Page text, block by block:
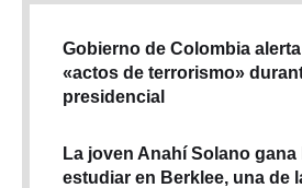
Gobierno de Colombia
«actos de terrorismo»
presidencial
La joven Anahí Solano gana
estudiar en Berklee, una de